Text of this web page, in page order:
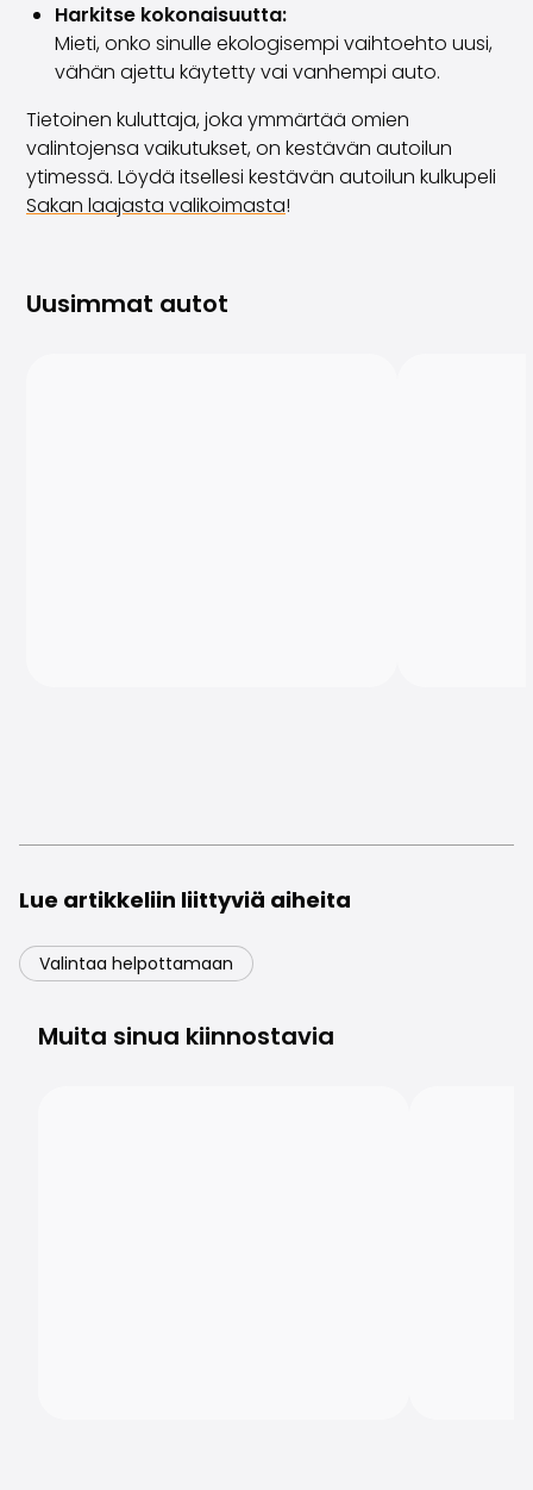
Harkitse kokonaisuutta:
Mieti, onko sinulle ekologisempi vaihtoehto uusi,
vähän ajettu käytetty vai vanhempi auto.
Tietoinen kuluttaja, joka ymmärtää omien
valintojensa vaikutukset, on kestävän autoilun
ytimessä. Löydä itsellesi kestävän autoilun kulkupeli
Sakan laajasta valikoimasta!
Uusimmat autot
Lue artikkeliin liittyviä aiheita
Valintaa helpottamaan
Muita sinua kiinnostavia